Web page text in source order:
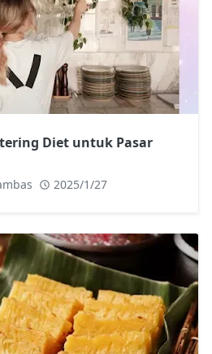
Diet untuk Pasar
2025/1/27